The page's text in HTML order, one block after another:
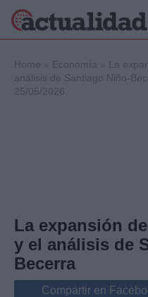
Internacional
Viajes
Home » Economía »
La
análisis de Santiago Niño-
25/05/2026
La expansión
y el análisis de
Becerra
Compartir en